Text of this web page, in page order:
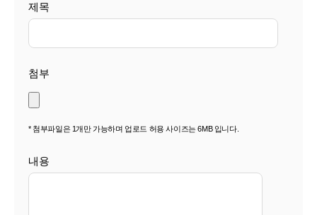
제목
첨부
* 첨부파일은 1개만 가능하며 업로드 허용 사이즈는 6MB 입니다.
내용